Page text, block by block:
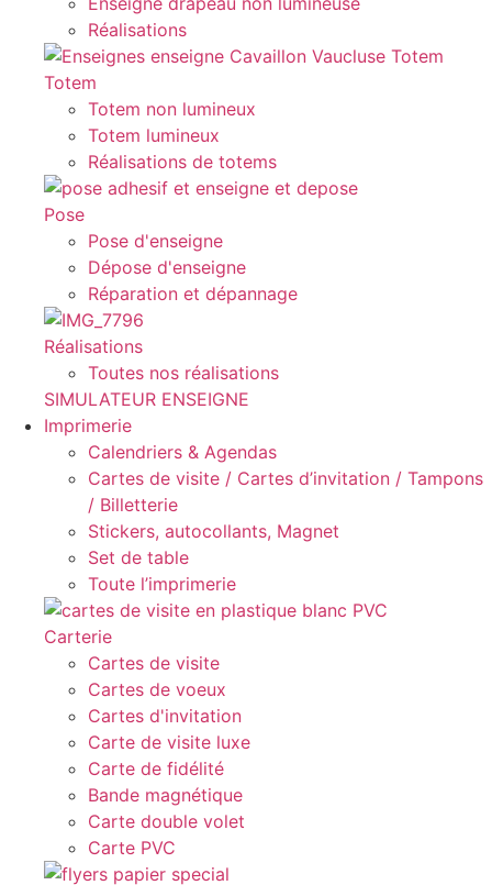
Réalisations
Totem
Totem non lumineux
Totem lumineux
Réalisations de totems
Pose
Pose d'enseigne
Dépose d'enseigne
Réparation et dépannage
Réalisations
Toutes nos réalisations
SIMULATEUR ENSEIGNE
Imprimerie
Calendriers & Agendas
Cartes de visite / Cartes d’invitation / Tampons
/ Billetterie
Stickers, autocollants, Magnet
Set de table
Toute l’imprimerie
Carterie
Cartes de visite
Cartes de voeux
Cartes d'invitation
Carte de visite luxe
Carte de fidélité
Bande magnétique
Carte double volet
Carte PVC